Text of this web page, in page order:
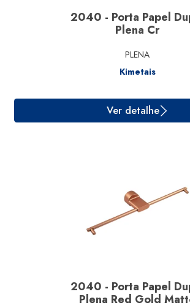
Ver detalhe
2040 - Porta Papel
Plena Cr
PLENA
Kimetais
2040 - Porta Papel
Plena Red Gold